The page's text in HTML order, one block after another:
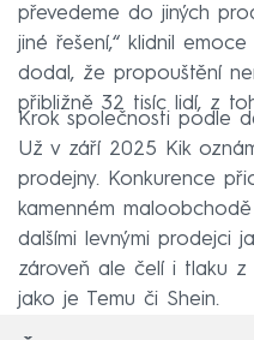
převedeme do jiných
jiné řešení,“ klidnil emoce
dodal, že propouštění
přibližně 32 tisíc lidí, z
Krok společnosti podle
Už v září 2025 Kik
prodejny. Konkurence
kamenném
dalšími levnými prodejci
zároveň ale čelí i tlaku z
jako je Temu či Shein.